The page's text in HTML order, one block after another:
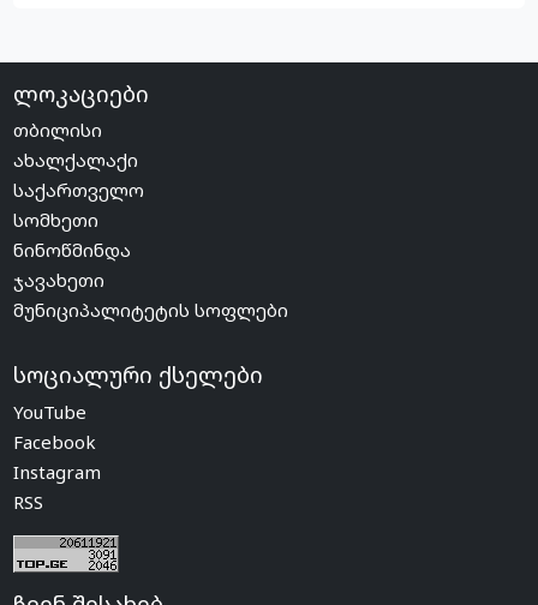
ლოკაციები
თბილისი
ახალქალაქი
საქართველო
სომხეთი
ნინოწმინდა
ჯავახეთი
მუნიციპალიტეტის სოფლები
სოციალური ქსელები
YouTube
Facebook
Instagram
RSS